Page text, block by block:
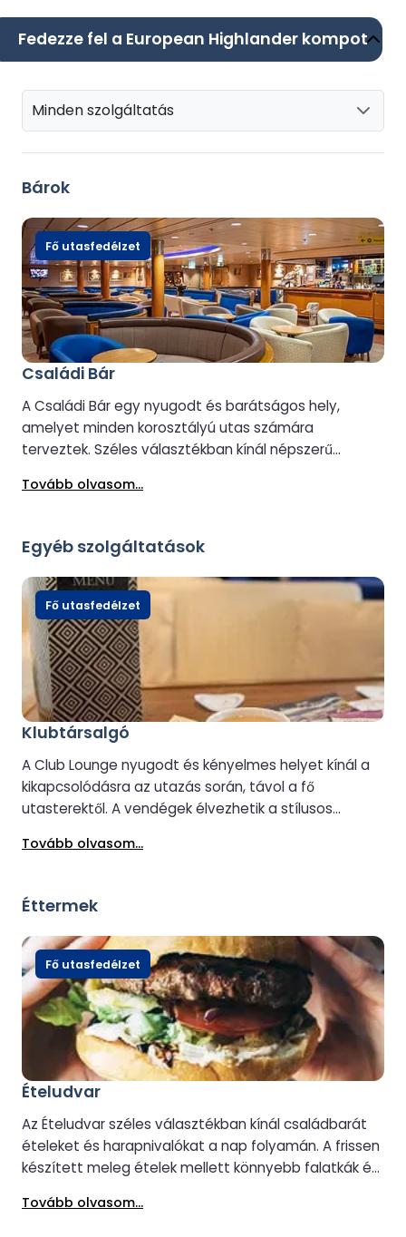
Fedezze fel a European Highlander kompot
Minden szolgáltatás
Bárok
Családi Bár
A Családi Bár egy nyugodt és barátságos hely,
amelyet minden korosztályú utas számára
terveztek. Széles választékban kínál népszerű
ülőhelyeket, amelyek ideálisak a kikapcsolódásra az
követhetők az élő sportesemények és a
szórakoztató műsorok, míg az utazás során
változatos választékban kaphatók harapnivalók.
Informális légkörével és családbarát környezetével a
Családi Bár remek hely a kikapcsolódásra, a társasági
életre és egy ital elfogyasztására a tengeren.
Tovább olvasom...
Fő utasfedélzet
Egyéb szolgáltatások
Klubtársalgó
A Club Lounge nyugodt és kényelmes helyet kínál a
kikapcsolódásra az utazás során, távol a fő
utasterektől. A vendégek élvezhetik a stílusos
néző kilátást és a fedélzeti személyzet figyelmes
ingyenes meleg és hideg italokat, a harapnivalók
választékát és a frissen elkészített ételek
választékát az utazás során. Az ingyenes Wi-Fi
benne van az árban, így könnyedén kapcsolatban
maradhat, miközben egy csendesebb, kifinomultabb
utazási élményben lesz része.
Tovább olvasom...
Fő utasfedélzet
Éttermek
Ételudvar
Az Ételudvar széles választékban kínál családbarát
ételeket és harapnivalókat a nap folyamán. A frissen
készített meleg ételek mellett könnyebb falatkák és
világ minden tájáról származó konyhák ihlették. A
Tovább olvasom...
Fő utasfedélzet